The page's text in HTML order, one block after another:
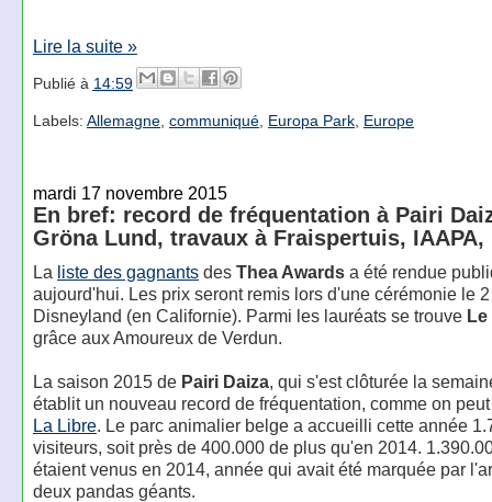
Lire la suite »
Publié à 14:59
Labels: Allemagne, communiqué, Europa Park, Europe
mardi 17 novembre 2015
En bref: record de fréquentation à Pairi
Gröna Lund, travaux à Fraispertuis,
La liste des gagnantsdes Thea Awardsa été rendue
aujourd'hui. Les prix seront remis lors d'une cérémonie le
Disneyland (en Californie). Parmi les lauréats se trouve Le
grâce aux Amoureux de Verdun.
La saison 2015 de Pairi Daiza , qui s'est clôturée la
établit un nouveau record de fréquentation, comme on
La Libre. Le parc animalier belge a accueilli cette année
visiteurs, soit près de 400.000 de plus qu'en 2014.
étaient venus en 2014, année qui avait été marquée par
deux pandas géants.